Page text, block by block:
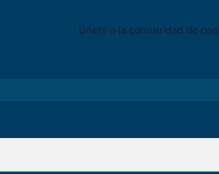
Únete a la comunidad de